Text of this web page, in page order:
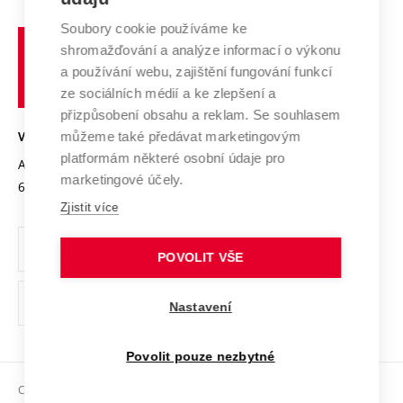
Systém zajišťování kvality výzkumu
Výzkumné infrastruktury
Transfer znalostí
Open Science
Projekty
Projekty ze strukturálních fondů
Specifický výzkum
Spolupráce se školami
Služby univerzity
Mezinárodní dohody
Univerzitní sítě
Profil univerzity
Udržitelná univerzita
Podnikavá univerzita / ContriBUTe
Bezpečná univerzita
Vyznamenání
Organizační struktura
Ochrana osobních údajů
odkaz)
Sociální bezpečí
učení
technické
Brně
VYSOKÉ UČENÍ TECHNICKÉ V BRNĚ
Antonínská 548/1
602 00 Brno
www.vut.cz
vut@vutbr.cz
Copyright © 2026 VUT
Soubory cookie používáme ke
shromažďování a analýze informací o výkonu
a používání webu, zajištění fungování funkcí
ze sociálních médií a ke zlepšení a
přizpůsobení obsahu a reklam. Se souhlasem
můžeme také předávat marketingovým
platformám některé osobní údaje pro
marketingové účely.
Zjistit více
POVOLIT VŠE
Nastavení
Povolit pouze nezbytné